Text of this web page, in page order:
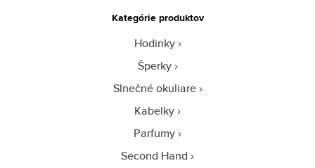
Kategórie produktov
Hodinky
Šperky
Slnečné okuliare
Kabelky
Parfumy
Second Hand